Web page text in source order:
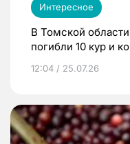
Интересное
В Томской
погибли 10 кур и
12:04 / 25.07.26